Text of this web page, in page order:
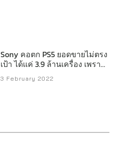
Sony คอตก PS5 ยอดขายไม่ตรง
เป้า ได้แค่ 3.9 ล้านเครื่อง เพราะ
ขาดชิป
3 February 2022